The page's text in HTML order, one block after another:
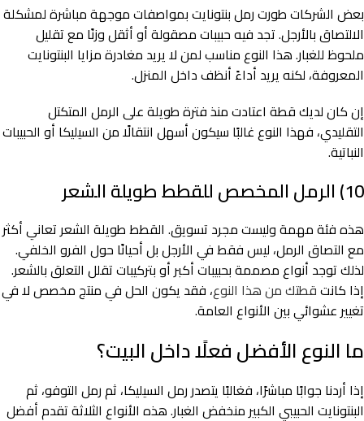
بعض الشركات طورت رمل بنتونايت بمواصفات موجهة مباشرة لمشكلة
الالتصاق بالأرجل. تجد فيه حبيبات مصقولة أو أثقل وزنًا مع تقليل
ملحوظ للغبار. هذا النوع مناسب لمن لا يريد مغادرة مزايا البنتونايت
المعروفة، لكنه يريد أداءً أنظف داخل المنزل.
إن كان لديك قطة اعتادت منذ فترة طويلة على الرمل المتكتل
التقليدي، فهذا النوع غالبًا سيكون أسهل انتقالًا من السيليكا أو الحبيبات
النباتية.
10) الرمل المخصص للقطط طويلة الشعر
هذه فئة مهمة وليست مجرد تسويق. القطط طويلة الشعر تعاني أكثر
مع التصاق الرمل، ليس فقط في الأرجل بل أحيانًا حول الفرو الخلفي.
لذلك توجد أنواع مصممة بحبيبات أكبر أو بتركيبات تقلل التعلق بالشعر.
إذا كانتقطتك من هذا النوع، فقد يكون الحل في منتج مخصص لا في
تغيير عشوائي بين الأنواع العامة.
ما النوع الأفضل فعلًا داخل البيت؟
إذا أردنا جوابًا مباشرًا، فغالبًا يتصدر رمل السيليكا، ثم رمل التوفو، ثم
البنتونايت الحبيبي الكبير منخفض الغبار. هذه الأنواع الثلاثة تقدم أفضل